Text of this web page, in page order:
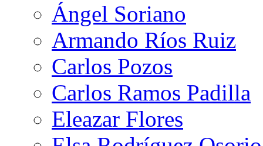
Ángel Soriano
Armando Ríos Ruiz
Carlos Pozos
Carlos Ramos Padilla
Eleazar Flores